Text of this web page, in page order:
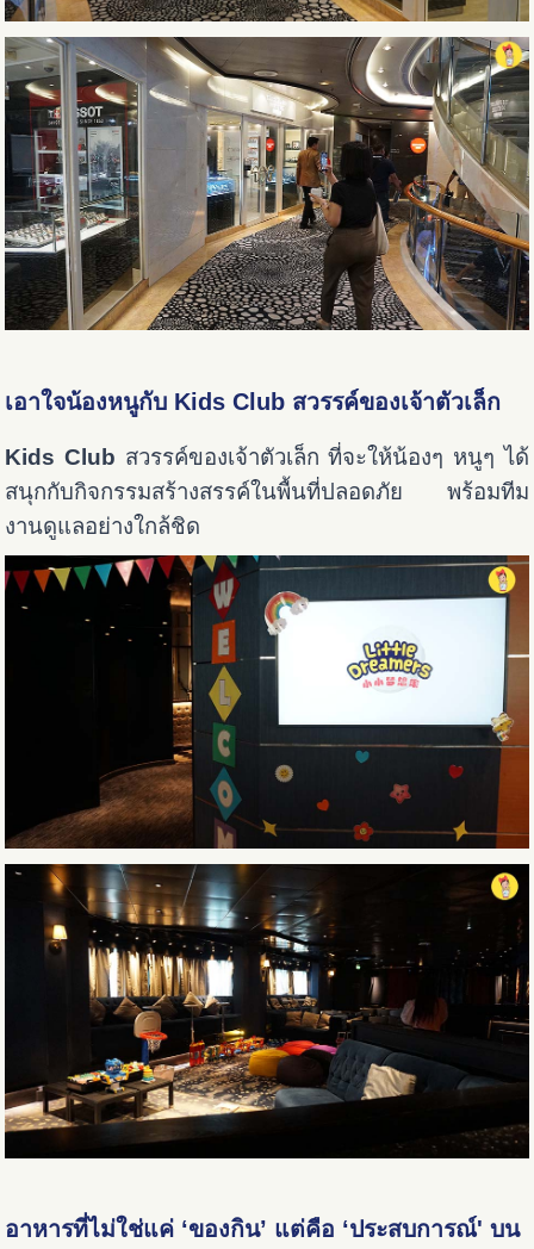
เอาใจน้องหนูกับ Kids Club สวรรค์ของเจ้าตัวเล็ก
Kids Club สวรรค์ของเจ้าตัวเล็ก ที่จะให้น้องๆ หนูๆ ได้
สนุกกับกิจกรรมสร้างสรรค์ในพื้นที่ปลอดภัย พร้อมทีม
งานดูแลอย่างใกล้ชิด
อาหารที่ไม่ใช่แค่ ‘ของกิน’ แต่คือ ‘ประสบการณ์' บน